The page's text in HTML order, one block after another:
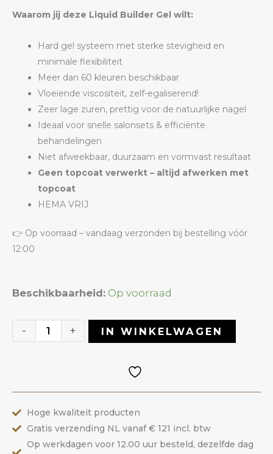
Waarom jij deze Liquid Builder Gel wilt:
Hard gel systeem met sterke stevigheid en
minimale flexibiliteit
Meer dan 60 kleuren beschikbaar
Vloeiende viscositeit, zelf-egaliserend!
Zeer lage zuren, prettig voor de natuurlijke nagel
Ideaal voor snelle salonsets & efficiënte
behandelingen
Niet afweekbaar, duurzaam en vormvast resultaat
Geen topcoat verwerkt – altijd afwerken met
topcoat
HEMA VRIJ
👉 Op voorraad – vandaag verzonden bij bestelling vóór
12:00
Beschikbaarheid: Op voorraad
-
Liquid
Gel
ANOLE
aantal
+ IN WINKELWAGEN
Hoge kwaliteit producten
Gratis verzending NL vanaf € 121 incl. btw
Op werkdagen voor 12.00 uur besteld, dezelfde dag